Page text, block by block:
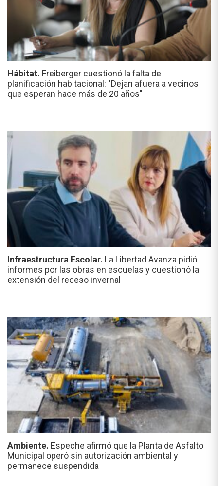
Hábitat. Freiberger cuestionó la falta de
planificación habitacional: "Dejan afuera a vecinos
que esperan hace más de 20 años"
Infraestructura Escolar. La Libertad Avanza pidió
informes por las obras en escuelas y cuestionó la
extensión del receso invernal
Ambiente. Espeche afirmó que la Planta de Asfalto
Municipal operó sin autorización ambiental y
permanece suspendida